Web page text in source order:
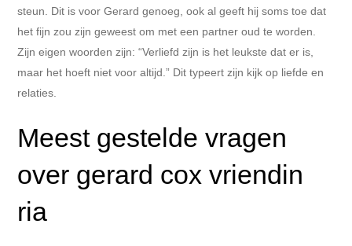
steun. Dit is voor Gerard genoeg, ook al geeft hij soms toe dat
het fijn zou zijn geweest om met een partner oud te worden.
Zijn eigen woorden zijn: “Verliefd zijn is het leukste dat er is,
maar het hoeft niet voor altijd.” Dit typeert zijn kijk op liefde en
relaties.
Meest gestelde vragen
over gerard cox vriendin
ria